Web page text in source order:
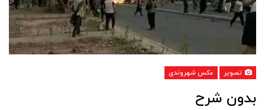
تصویر عکس شهروندی
بدون شرح